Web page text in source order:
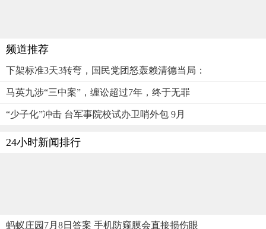
频道推荐
下架标准3天3转弯，国民党团怒轰赖清德当局：
马英九涉“三中案”，缠讼超过7年，终于无罪
“少子化”冲击 台军事院校试办卫哨外包 9月
24小时新闻排行
蚂蚁庄园7月8日答案 手机防窥膜会直接损伤眼